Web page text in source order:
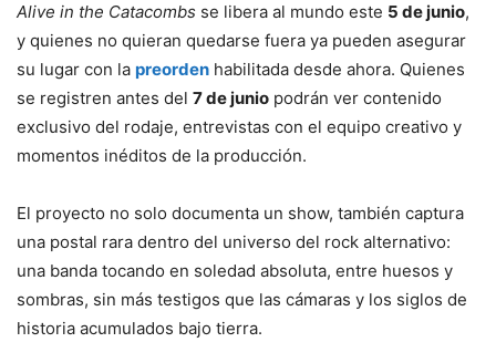
Alive in the Catacombs se libera al mundo este 5 de junio,
y quienes no quieran quedarse fuera ya pueden asegurar
su lugar con la preorden habilitada desde ahora. Quienes
se registren antes del 7dejunio podrán ver contenido
exclusivo del rodaje, entrevistas con el equipo creativo y
momentos inéditos de la producción.
El proyecto no solo documenta un show, también captura
una postal rara dentro del universo del rock alternativo:
una banda tocando en soledad absoluta, entre huesos y
sombras, sin más testigos que las cámaras y los siglos de
historia acumulados bajo tierra.